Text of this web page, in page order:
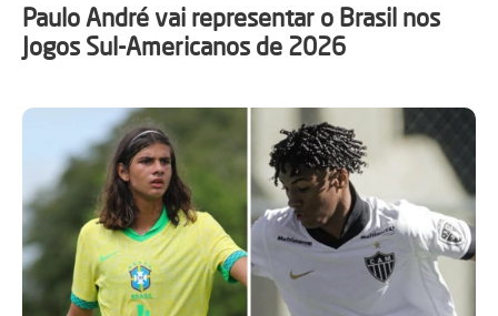
Paulo André vai representar o Brasil nos
Jogos Sul-Americanos de 2026